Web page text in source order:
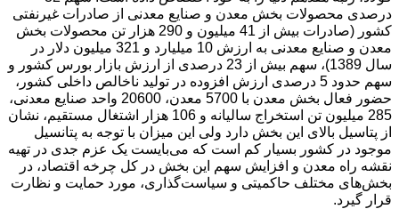
درصدی محصولات بخش معدن و صنایع معدنی از صادرات غیرنفتی
کشور (صادرات بیش از 41 میلیون و 290 هزار تن محصولات بخش
معدن و صنایع معدنی به ارزش 10 میلیارد و 321 میلیون دلار در
سال 1389)، سهم بیش از 23 درصدی از ارزش بازار بورس کشور و
سهم حدود 5 درصدی ارزش افزوده در تولید ناخالص داخلی کشور،
حضور فعال بخش معدن با 5700 معدن، 20600 واحد صنایع معدنی،
285 میلیون تن استخراج سالیانه و 106 هزار اشتغال مستقیم، نشان
از پتاسیل بالای این بخش دارد ولی این میزان با توجه به پتانسیل
موجود در کشور بسیار کم است که می‌بایست یک عزم جدی در تهیه
نقشه راه معدن و افزایش سهم این بخش در کل چرخه اقتصاد، در
بخش‌های مختلف حاکمیتی و سیاست‌گذاری، مورد حمایت و نظارت
قرار گیرد.